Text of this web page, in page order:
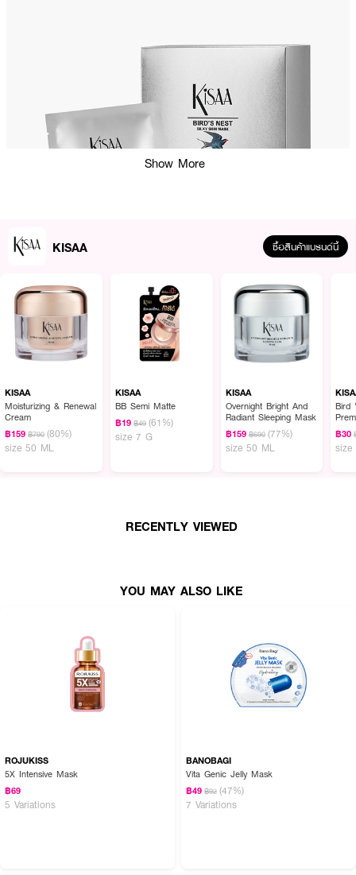
ผลลัพธ์ที่ได้ :
รังนกนางแอ่นตามธรรมชาติ ช่วยผลัดเซลล์ผิวอย่างอ่อนโยน ผสานวิตามิ
นบี3 เผยผิวใหม่ดูกระจ่างใส พร้อมคืนความยืดหยุ่น อีกทั้งยังช่วยต่อต้นสาร
อนุมูลอิสระ
• อุดมสารสกัดรังนกนางแอ่นตามธรรมชาติ
• ดึงมาสก์ออกโดยไม่ต้องล้าง นวดใบหน้าให้เนื้อเซรั่มซึมเข้าสู่ผิว
Show More
KISAA ซื้อสินค้าแบรนด์นี้
KISAA
Moisturizing & Renewal
Cream
฿159 ฿790 (80%)
size 50 ML
KISAA
BB Semi Matte
฿19 ฿49 (61%)
size 7 G
KISAA
Overnight Bright And
Radiant Sleeping Mask
฿159 ฿690 (77%)
size 50 ML
Bird
฿30
size
RECENTLY VIEWED
YOU MAY ALSO LIKE
ROJUKISS
5X Intensive Mask
฿69
5 Variations
BANOBAGI
Vita Genic Jelly Mask
฿49 ฿92 (47%)
7 Variations